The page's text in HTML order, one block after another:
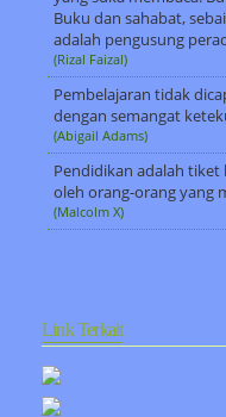
Buku dan sahabat,
adalah pengusung
(Rizal Faizal)
Pembelajaran tidak
dengan semangat
(Abigail Adams)
Pendidikan adalah tiket
oleh orang-orang yang
(Malcolm X)
Link Terkait